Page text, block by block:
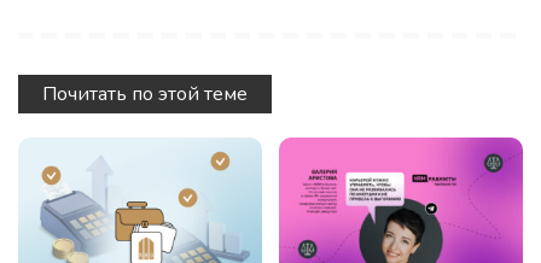
Почитать по этой теме